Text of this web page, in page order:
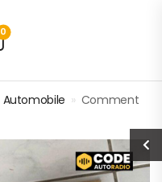
0
Automobile » Comment